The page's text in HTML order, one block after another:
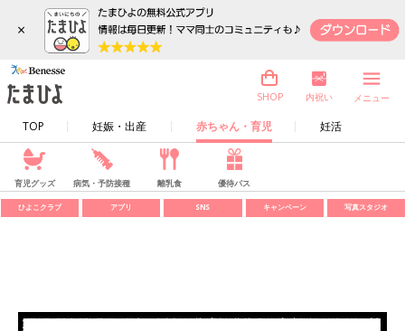
×
TOP 妊娠・出産 赤ちゃん・育児 妊活
SHOP 内祝い メニュー
育児グッズ 病気・予防接種 離乳食 優待パス
ひよこクラブ アプリ SNS キャンペーン 写真スタジオ